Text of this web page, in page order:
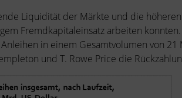
Liquidität der Märkte und die
Fremdkapitaleinsatz arbeiten
in einem Gesamtvolumen von
und T. Rowe Price die